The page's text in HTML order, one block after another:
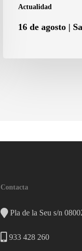
Actualidad
16 de agosto |
Contacta
Pla de la Seu s/n
933 428 260